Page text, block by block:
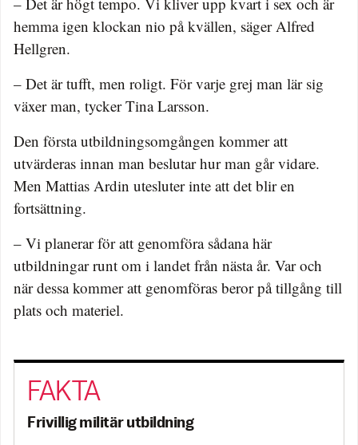
hemma igen klockan nio på kvällen, säger Alfred
Hellgren.
– Det är tufft, men roligt. För varje grej man lär sig
växer man, tycker Tina Larsson.
Den första utbildningsomgången kommer att
utvärderas innan man beslutar hur man går vidare.
Men Mattias Ardin utesluter inte att det blir en
fortsättning.
– Vi planerar för att genomföra sådana här
utbildningar runt om i landet från nästa år. Var och
när dessa kommer att genomföras beror på tillgång till
plats och materiel.
Frivillig militär utbildning